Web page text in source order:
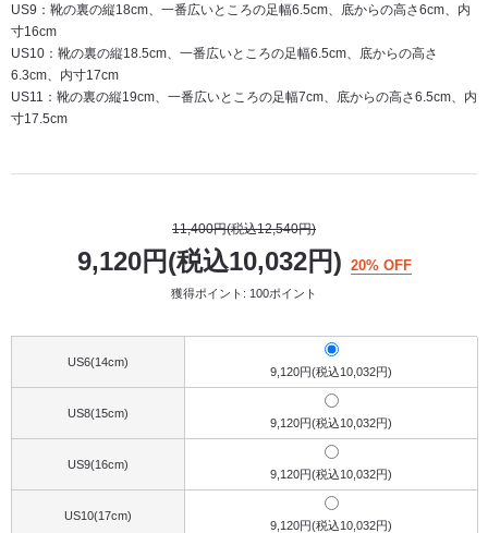
US9：靴の裏の縦18cm、一番広いところの足幅6.5cm、底からの高さ6cm、内
寸16cm
US10：靴の裏の縦18.5cm、一番広いところの足幅6.5cm、底からの高さ
6.3cm、内寸17cm
US11：靴の裏の縦19cm、一番広いところの足幅7cm、底からの高さ6.5cm、内
寸17.5cm
11,400円(税込12,540円)
9,120円(税込10,032円) 20% OFF
獲得ポイント: 100ポイント
US6(14cm)
9,120円(税込10,032円)
US8(15cm)
9,120円(税込10,032円)
US9(16cm)
9,120円(税込10,032円)
US10(17cm)
9,120円(税込10,032円)